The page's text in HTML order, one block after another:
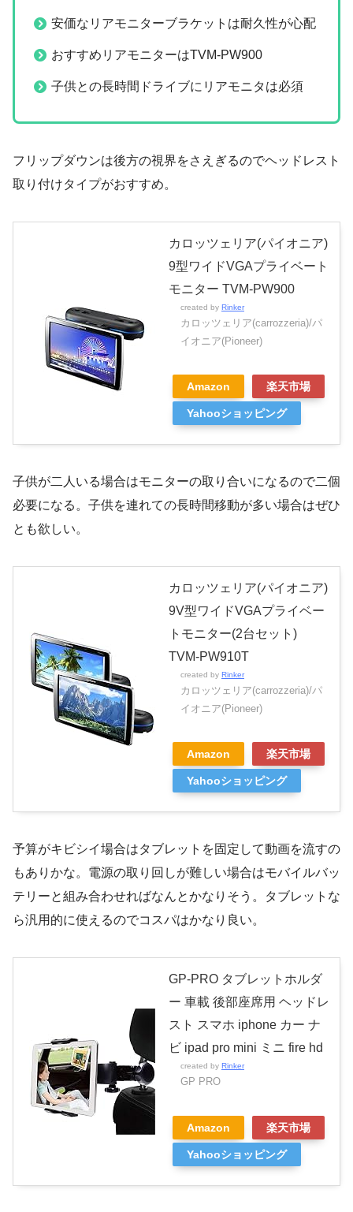
安価なリアモニターブラケットは耐久性が心配
おすすめリアモニターはTVM-PW900
子供との長時間ドライブにリアモニタは必須
フリップダウンは後方の視界をさえぎるのでヘッドレスト
取り付けタイプがおすすめ。
カロッツェリア(パイオニア)
9型ワイドVGAプライベート
モニター TVM-PW900
created by Rinker
カロッツェリア(carrozzeria)/パ
イオニア(Pioneer)
Amazon 楽天市場
Yahooショッピング
子供が二人いる場合はモニターの取り合いになるので二個
必要になる。子供を連れての長時間移動が多い場合はぜひ
とも欲しい。
カロッツェリア(パイオニア)
9V型ワイドVGAプライベー
トモニター(2台セット)
TVM-PW910T
created by Rinker
カロッツェリア(carrozzeria)/パ
イオニア(Pioneer)
Amazon 楽天市場
Yahooショッピング
予算がキビシイ場合はタブレットを固定して動画を流すの
もありかな。電源の取り回しが難しい場合はモバイルバッ
テリーと組み合わせればなんとかなりそう。タブレットな
ら汎用的に使えるのでコスパはかなり良い。
GP-PRO タブレットホルダ
ー 車載 後部座席用 ヘッドレ
スト スマホ iphone カー ナ
ビ ipad pro mini ミニ fire hd
created by Rinker
GP PRO
Amazon 楽天市場
Yahooショッピング